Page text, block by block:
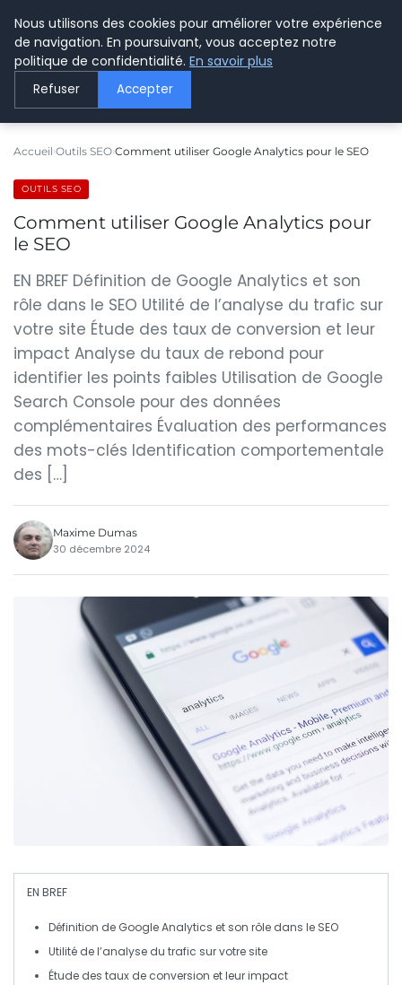
LE WEBMARKETING
Accueil Outils SEO Comment utiliser Google Analytics pour le SEO
OUTILS SEO
Comment utiliser Google Analytics pour
le SEO
EN BREF Définition de Google Analytics et son
rôle dans le SEO Utilité de l’analyse du trafic sur
votre site Étude des taux de conversion et leur
impact Analyse du taux de rebond pour
identifier les points faibles Utilisation de Google
Search Console pour des données
complémentaires Évaluation des performances
des mots-clés Identification comportementale
des […]
Maxime Dumas
30 décembre 2024
EN BREF
Définition de Google Analytics et son rôle dans le SEO
Utilité del’analyse du trafic sur votre site
Étude des taux de conversion et leur impact
Nous utilisons des cookies pour améliorer votre expérience
de navigation. En poursuivant, vous acceptez notre
politique de confidentialité. En savoir plus
Refuser Accepter